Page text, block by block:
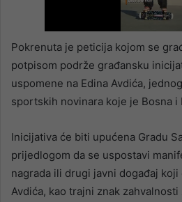
Pokrenuta je peticija kojom se
potpisom podrže građansku
uspomene na Edina Avdića,
sportskih novinara koje je Bosna i
Inicijativa će biti upućena Gradu
prijedlogom da se uspostavi
nagrada ili drugi javni događaj
Avdića, kao trajni znak